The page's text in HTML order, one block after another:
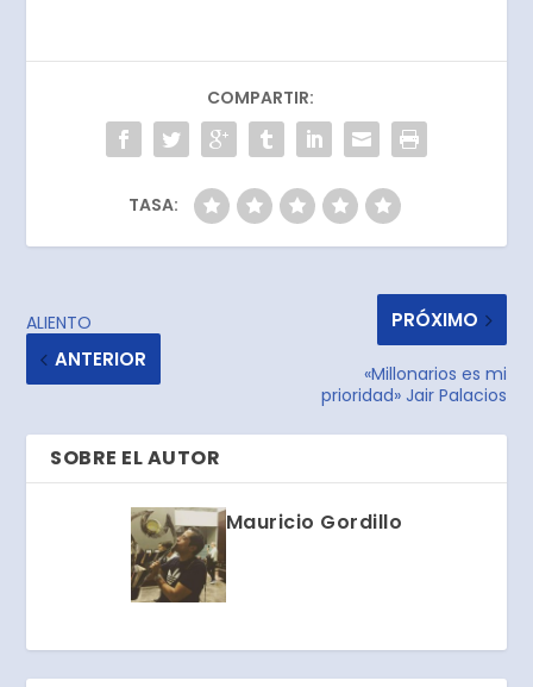
COMPARTIR:
TASA:
ALIENTO
ANTERIOR
PRÓXIMO
«Millonarios es mi
prioridad» Jair Palacios
SOBRE EL AUTOR
Mauricio Gordillo